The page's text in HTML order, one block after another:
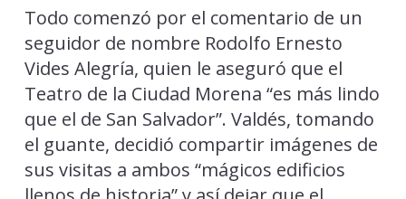
Todo comenzó por el comentario de un
seguidor de nombre Rodolfo Ernesto
Vides Alegría, quien le aseguró que el
Teatro de la Ciudad Morena “es más lindo
que el de San Salvador”. Valdés, tomando
el guante, decidió compartir imágenes de
sus visitas a ambos “mágicos edificios